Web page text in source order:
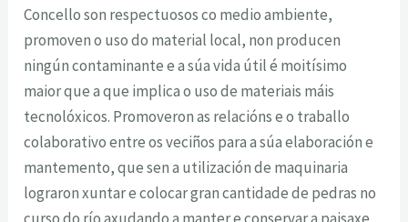
Concello son respectuosos co medio ambiente,
promoven o uso do material local, non producen
ningún contaminante e a súa vida útil é moitísimo
maior que a que implica o uso de materiais máis
tecnolóxicos. Promoveron as relacións e o traballo
colaborativo entre os veciños para a súa elaboración e
mantemento, que sen a utilización de maquinaria
lograron xuntar e colocar gran cantidade de pedras no
curso do río axudando a manter e conservar a paisaxe